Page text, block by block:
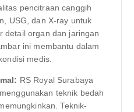
pencitraan canggih
USG, dan X-ray untuk
detail organ dan jaringan
ini membantu dalam
medis.
RS Royal Surabaya
teknik bedah
Teknik-